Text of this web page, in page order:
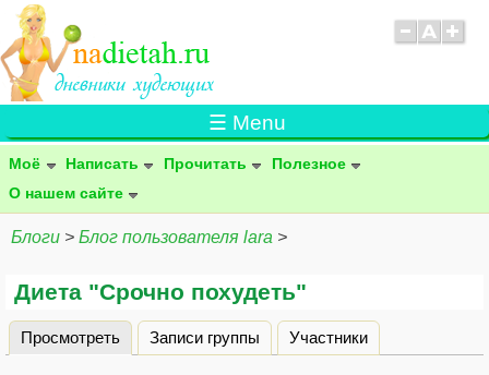
☰ Menu
Моё Написать Прочитать
Полезное
О нашем сайте
Блоги > Блог пользователя lara >
Диета "Срочно похудеть"
Главные вкладки
Просмотреть (активная вкладка)
Записи группы Участники